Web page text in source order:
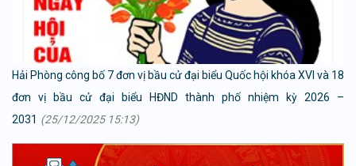
Hải Phòng công bố 7 đơn vị bầu cử đại biểu Quốc hội khóa XVI và 18
đơn vị bầu cử đại biểu HĐND thành phố nhiệm kỳ 2026 –
2031 (25/12/2025 15:13)